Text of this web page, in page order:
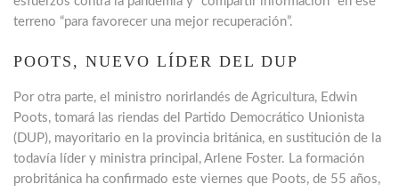
terreno “para favorecer una mejor recuperación”.
POOTS, NUEVO LÍDER DEL DUP
Por otra parte, el ministro norirlandés de Agricultura, Edwin
Poots, tomará las riendas del Partido Democrático Unionista
(DUP), mayoritario en la provincia británica, en sustitución de la
todavía líder y ministra principal, Arlene Foster. La formación
probritánica ha confirmado este viernes que Poots, de 55 años,